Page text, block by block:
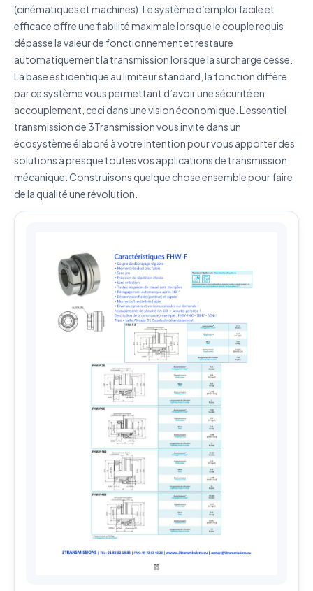
(cinématiques et machines). Le système d’emploi facile et
efficace offre une fiabilité maximale lorsque le couple requis
dépasse la valeur de fonctionnement et restaure
automatiquement la transmission lorsque la surcharge cesse.
La base est identique au limiteur standard, la fonction diffère
par ce système vous permettant d’avoir une sécurité en
accouplement, ceci dans une vision économique. L'essentiel
transmission de 3Transmission vous invite dans un
écosystème élaboré à votre intention pour vous apporter des
solutions à presque toutes vos applications de transmission
mécanique. Construisons quelque chose ensemble pour faire
de la qualité une révolution.
J'accepte que mes données soient utilisées pour traiter
Envoyer ma demande de devis
Vos données sont protégées et ne seront jamais
partagées